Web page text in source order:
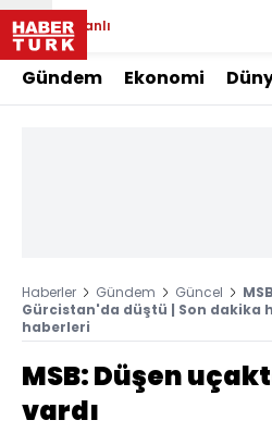
Canlı
Gündem Ekonomi
Haberler Gündem Güncel
Gürcistan'da düştü | Son dakika
haberleri
MSB: Düşen
vardı